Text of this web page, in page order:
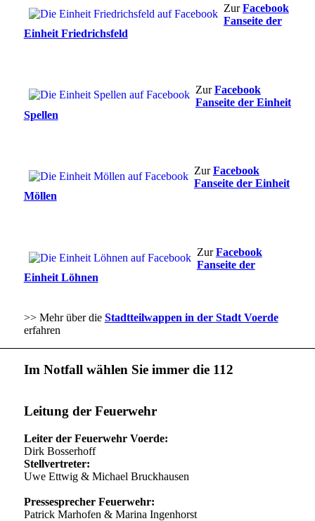
ZurFacebook
Fanseite der
Einheit Friedrichsfeld
ZurFacebook
Fanseite der Einheit
Spellen
ZurFacebook
Fanseite der Einheit
Möllen
ZurFacebook
Fanseite der
Einheit Löhnen
>> Mehr über die Stadtteilwappen in der Stadt Voerde
erfahren
Im Notfall wählen Sie immer die 112
Leitung der Feuerwehr
Leiter der Feuerwehr Voerde:
Dirk Bosserhoff
Stellvertreter:
Uwe Ettwig & Michael Bruckhausen
Pressesprecher Feuerwehr:
Patrick Marhofen & Marina Ingenhorst